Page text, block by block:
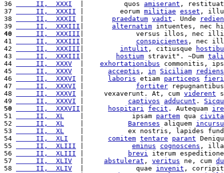
36
     II,  XXXI
  |          quos
amiserant ,
37
     II,  XXXII
|         eorum militiae esset ,
38
     II,  XXXII
praedatum vadit . Unde
39
     II,  XXXIII
alternatim intuentes, nec
40
     II,  XXXIII
|             versus illos, nec
41
     II,  XXXIII
conspicientes , nec
42
     II,  XXXIII
intulit , citiusque
43
     II,  XXXIII
hostium stravit". ~Dum
44
     II,  XXXV
exhortationibus commonitis,
45
     II,  XXXV
acceptis , in Siciliam
rediens
46
     II,  XXXVI
laboris etiam particeps
fieri
47
     II,  XXXVI
fortiter
48
     II,  XXXVI
|     vexaverunt. At, cum viderent
49
     II,  XXXVI
captivos adducunt .
50
     II,  XXXVII
hospitari fecit . Autequam
51
     II,  XL
    |            ipsam
partem qua
52
     II,  XL
Barenses aliquem
53
     II,  XL
|           ex nostris, lapides
54
     II,  XLI
comitem tentare parant
55
     II,  XLIII
eminus cognoscens ,
56
     II,  XLIII
brevi iterum
57
     II,  XLIV
abstulerat , veritus ne, cum
58
     II,  XLIV
  |             quae
invenit ,